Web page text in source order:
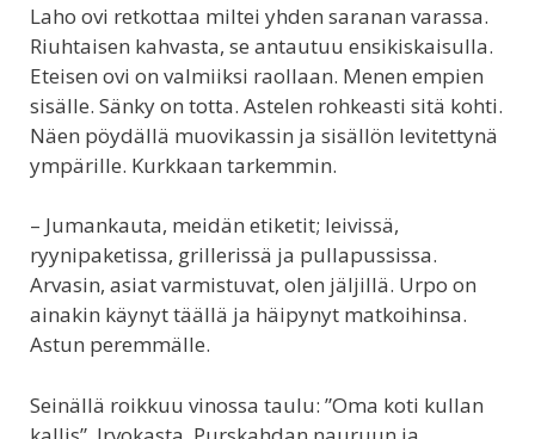
Laho ovi retkottaa miltei yhden saranan varassa.
Riuhtaisen kahvasta, se antautuu ensikiskaisulla.
Eteisen ovi on valmiiksi raollaan. Menen empien
sisälle. Sänky on totta. Astelen rohkeasti sitä kohti.
Näen pöydällä muovikassin ja sisällön levitettynä
ympärille. Kurkkaan tarkemmin.
– Jumankauta, meidän etiketit; leivissä,
ryynipaketissa, grillerissä ja pullapussissa.
Arvasin, asiat varmistuvat, olen jäljillä. Urpo on
ainakin käynyt täällä ja häipynyt matkoihinsa.
Astun peremmälle.
Seinällä roikkuu vinossa taulu: ”Oma koti kullan